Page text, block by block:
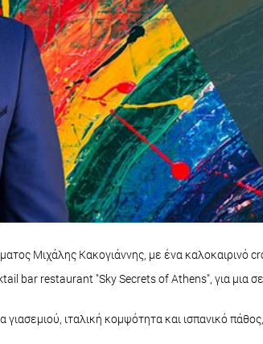
Μιχάλης Κακογιάννης, με ένα καλοκαιρινό
bar restaurant "Sky Secrets of Athens", για μια
ιταλική κομψότητα και ισπανικό